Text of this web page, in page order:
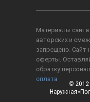
Материалы
авторских и
запрещено. Сайт
оферты.
обратку
оплата
©